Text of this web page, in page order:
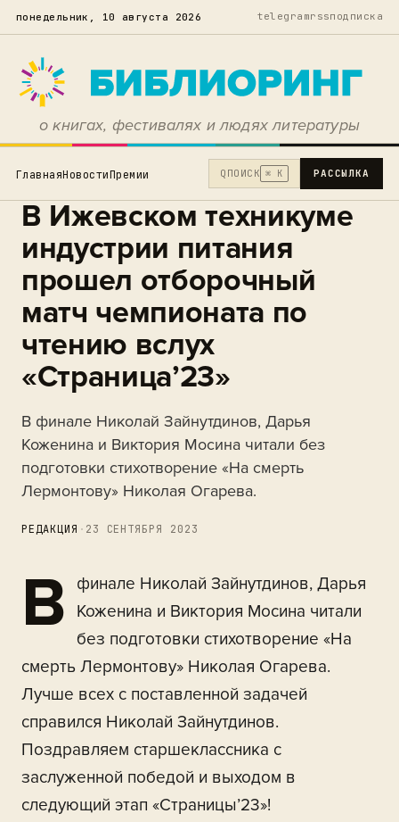
понедельник, 10 августа 2026 telegramrssподписка
о книгах, фестивалях и людях литературы
ГлавнаяНовостиПремии Q ПОИСК ⌘ K РАССЫЛКА
В Ижевском техникуме
индустрии питания
прошел отборочный
матч чемпионата по
чтению вслух
«Страница’23»
В финале Николай Зайнутдинов, Дарья
Коженина и Виктория Мосина читали без
подготовки стихотворение «На смерть
Лермонтову» Николая Огарева.
РЕДАКЦИЯ · 23 СЕНТЯБРЯ 2023
В
финале Николай Зайнутдинов, Дарья
Коженина и Виктория Мосина читали
без подготовки стихотворение «На
смерть Лермонтову» Николая Огарева.
Лучше всех с поставленной задачей
справился Николай Зайнутдинов.
Поздравляем старшеклассника с
заслуженной победой и выходом в
следующий этап «Страницы’23»!